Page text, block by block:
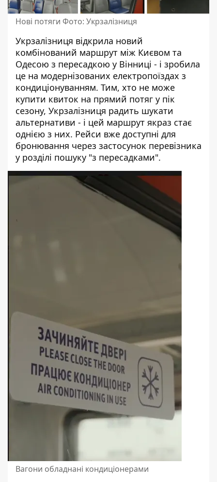
Нові потяги Фото: Укрзалізниця
Укрзалізниця відкрила новий
комбінований маршрут між Києвом та
Одесою з пересадкою у Вінниці - і зробила
це на модернізованих електропоїздах з
кондиціонуванням. Тим, хто не може
купити квиток на прямий потяг у пік
сезону, Укрзалізниця радить шукати
альтернативи - і цей маршрут якраз стає
однією з них. Рейси вже доступні для
бронювання через застосунок перевізника
у розділі пошуку "з пересадками".
Вагони обладнані кондиціонерами